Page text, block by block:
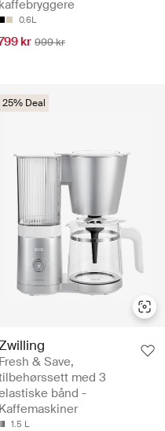
kaffebryggere
0.6L
kr 999 kr
25% Deal
Fresh & Save,
med 3
bånd -
Kaffemaskiner
1.5 L